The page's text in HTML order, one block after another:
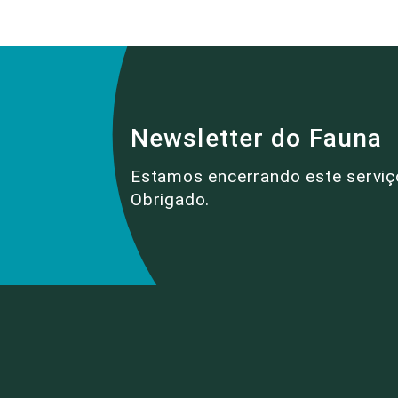
Newsletter do Fauna
Estamos encerrando este
Obrigado.